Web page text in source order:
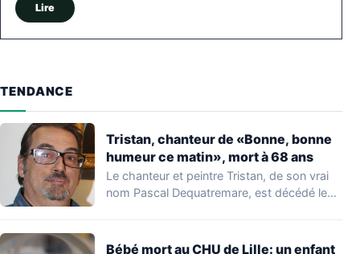
Lire
TENDANCE
Tristan, chanteur de «Bonne, bonne
humeur ce matin», mort à 68 ans
Le chanteur et peintre Tristan, de son vrai
nom Pascal Dequatremare, est décédé le…
Bébé mort au CHU de Lille: un enfant